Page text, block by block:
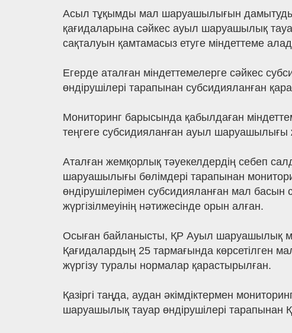
Асыл тұқымды мал шаруашылығын дамытуды,
қағидаларына сәйкес ауыл шаруашылық
сақталуын қамтамасыз етуге міндеттеме
Егерде аталған міндеттемелерге сәйкес
өндірушілері тарапынан субсидияланған
Мониторинг барысында қабылдаған
теңгеге субсидияланған ауыл шаруашылығы
Аталған жемқорлық тәуекелдердің себеп
шаруашылығы бөлімдері тарапынан
өндірушілерімен субсидияланған мал басын
жүргізілмеуінің нәтижесінде орын алған.
Осыған байланысты, ҚР Ауыл шаруашылық
Қағидалардың 25 тармағында көрсетілген
жүргізу туралы нормалар қарастырылған.
Қазіргі таңда, аудан әкімдіктермен
шаруашылық тауар өндірушілері тарапынан